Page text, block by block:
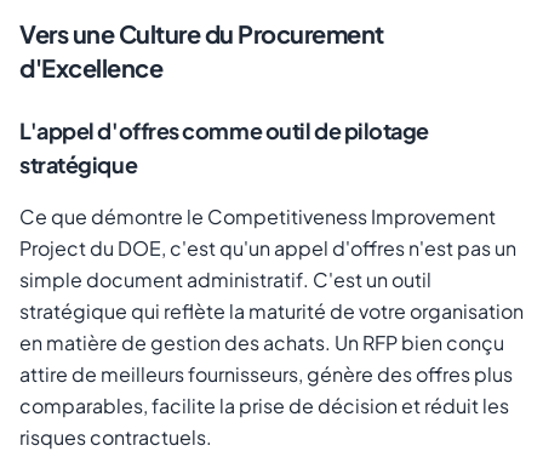
Vers une Culture du Procurement
d'Excellence
L'appel d'offres comme outil de pilotage
stratégique
Ce que démontre le Competitiveness Improvement
Project du DOE, c'est qu'un appel d'offres n'est pas un
simple document administratif. C'est un outil
stratégique qui reflète la maturité de votre organisation
en matière de gestion des achats. Un RFP bien conçu
attire de meilleurs fournisseurs, génère des offres plus
comparables, facilite la prise de décision et réduit les
risques contractuels.